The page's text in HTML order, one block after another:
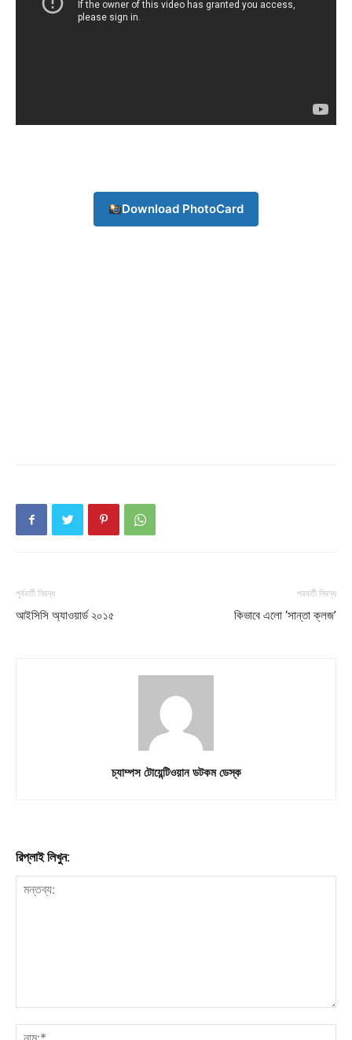
Company
My account
Download PhotoCard
পূর্ববর্তী নিবন্ধ
আইসিসি অ্যাওয়ার্ড ২০১৫
পরবর্তী নিবন্ধ
কিভাবে এলো ‘সান্তা ক্লজ’
চ্যাম্পস টোয়েন্টিওয়ান ডটকম ডেস্ক
রিপ্লাই লিখুন: